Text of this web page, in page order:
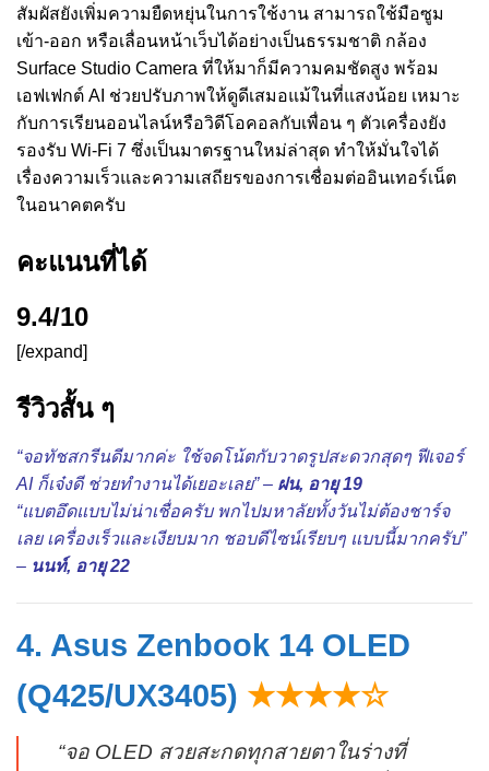
สัมผัสยังเพิ่มความยืดหยุ่นในการใช้งาน สามารถใช้มือซูม
เข้า-ออก หรือเลื่อนหน้าเว็บได้อย่างเป็นธรรมชาติ กล้อง
Surface Studio Camera ที่ให้มาก็มีความคมชัดสูง พร้อม
เอฟเฟกต์ AI ช่วยปรับภาพให้ดูดีเสมอแม้ในที่แสงน้อย เหมาะ
กับการเรียนออนไลน์หรือวิดีโอคอลกับเพื่อน ๆ ตัวเครื่องยัง
รองรับ Wi-Fi 7 ซึ่งเป็นมาตรฐานใหม่ล่าสุด ทำให้มั่นใจได้
เรื่องความเร็วและความเสถียรของการเชื่อมต่ออินเทอร์เน็ต
ในอนาคตครับ
คะแนนที่ได้
9.4/10
[/expand]
รีวิวสั้น ๆ
“จอทัชสกรีนดีมากค่ะ ใช้จดโน้ตกับวาดรูปสะดวกสุดๆ ฟีเจอร์
AI ก็เจ๋งดี ช่วยทำงานได้เยอะเลย” – ฝน, อายุ 19
“แบตอึดแบบไม่น่าเชื่อครับ พกไปมหาลัยทั้งวันไม่ต้องชาร์จ
เลย เครื่องเร็วและเงียบมาก ชอบดีไซน์เรียบๆ แบบนี้มากครับ”
– นนท์, อายุ 22
4. Asus Zenbook 14 OLED
(Q425/UX3405) ★★★★☆
“จอ OLED สวยสะกดทุกสายตาในร่างที่